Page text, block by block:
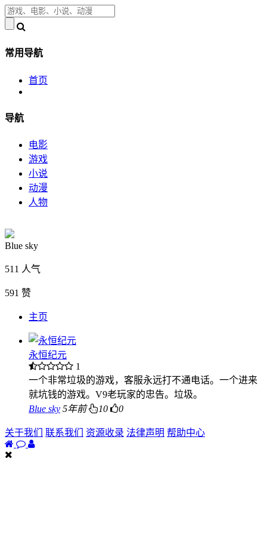
常用导航
首页
导航
电影
游戏
小说
动漫
人物
Blue sky
511 人气
591 赞
主页
永恒纪元
1
一个非常垃圾的游戏，客服永远打不通电话。一个进来
就坑钱的游戏。V9老玩家的忠告。垃圾。
Blue sky 5年前 10 0
关于我们 联系我们 资源收录 法律声明 帮助中心